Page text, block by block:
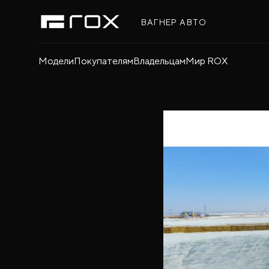
ВАГНЕР АВТО
МоделиПокупателямВладельцамМир ROX